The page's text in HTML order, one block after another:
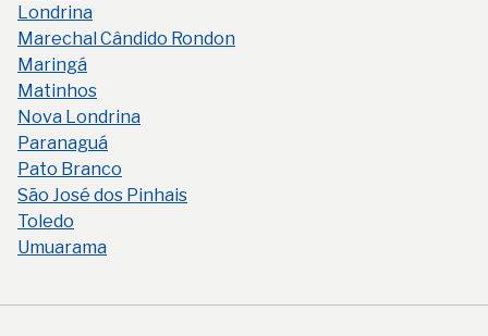
Londrina
Marechal Cândido Rondon
Maringá
Matinhos
Nova Londrina
Paranaguá
Pato Branco
São José dos Pinhais
Toledo
Umuarama